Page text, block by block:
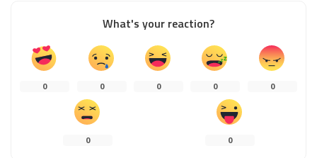
What's your reaction?
0 0 0 0 0
0 0